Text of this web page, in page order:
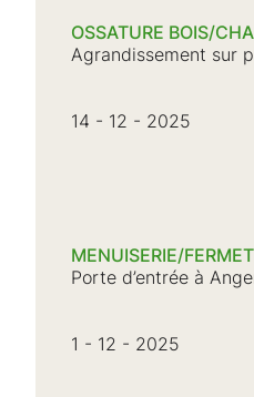
OSSATURE BOIS/
Agrandissement sur
14 - 12 - 2025
MENUISERIE/
Porte d’entrée à
1 - 12 - 2025